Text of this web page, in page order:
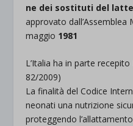
ne dei sostituti del latte
approvato dall’Assemblea
maggio 1981
L’Italia ha in parte
82/2009)
La finalità del Codice
neonati unanutrizione
proteggendo